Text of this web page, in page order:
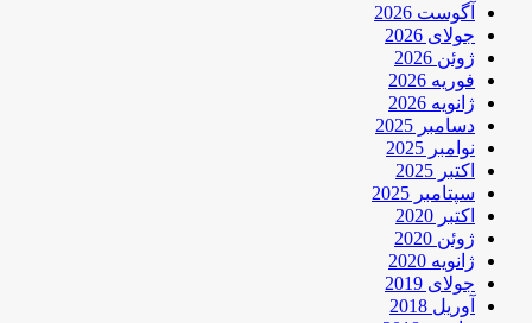
آگوست 2026
جولای 2026
ژوئن 2026
فوریه 2026
ژانویه 2026
دسامبر 2025
نوامبر 2025
اکتبر 2025
سپتامبر 2025
اکتبر 2020
ژوئن 2020
ژانویه 2020
جولای 2019
آوریل 2018